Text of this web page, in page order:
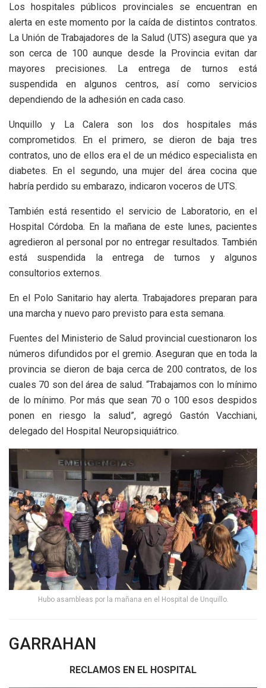
Los hospitales públicos provinciales se encuentran en
alerta en este momento por la caída de distintos contratos.
La Unión de Trabajadores de la Salud (UTS) asegura que ya
son cerca de 100 aunque desde la Provincia evitan dar
mayores precisiones. La entrega de turnos está
suspendida en algunos centros, así como servicios
dependiendo de la adhesión en cada caso.
Unquillo y La Calera son los dos hospitales más
comprometidos. En el primero, se dieron de baja tres
contratos, uno de ellos era el de un médico especialista en
diabetes. En el segundo, una mujer del área cocina que
habría perdido su embarazo, indicaron voceros de UTS.
También está resentido el servicio de Laboratorio, en el
Hospital Córdoba. En la mañana de este lunes, pacientes
agredieron al personal por no entregar resultados. También
está suspendida la entrega de turnos y algunos
consultorios externos.
En el Polo Sanitario hay alerta. Trabajadores preparan para
una marcha y nuevo paro previsto para esta semana.
Fuentes del Ministerio de Salud provincial cuestionaron los
números difundidos por el gremio. Aseguran que en toda la
provincia se dieron de baja cerca de 200 contratos, de los
cuales 70 son del área de salud. “Trabajamos con lo mínimo
de lo mínimo. Por más que sean 70 o 100 esos despidos
ponen en riesgo la salud”, agregó Gastón Vacchiani,
delegado del Hospital Neuropsiquiátrico.
Hubo asambleas por la mañana en el Hospital de Unquillo.
GARRAHAN
RECLAMOS EN EL HOSPITAL